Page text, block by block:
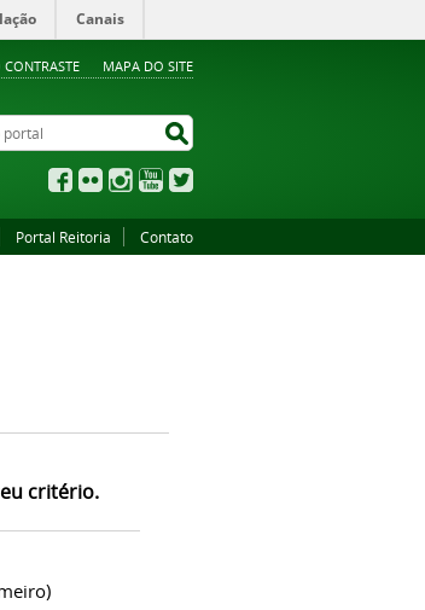
CONTRASTE MAPA DO SITE
Canais
Facebook
Flickr InstagramYouTube
Portal Reitoria Contato
critério.